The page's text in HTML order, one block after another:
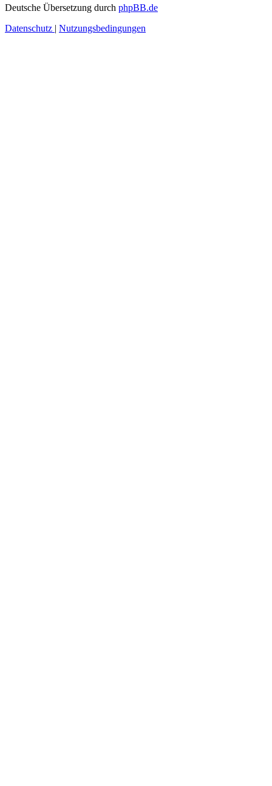
Deutsche Übersetzung durch phpBB.de
Datenschutz | Nutzungsbedingungen